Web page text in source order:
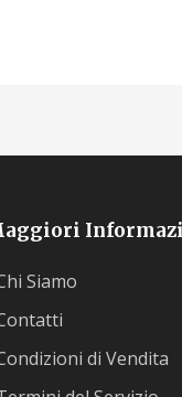
Siamo
di Vendita